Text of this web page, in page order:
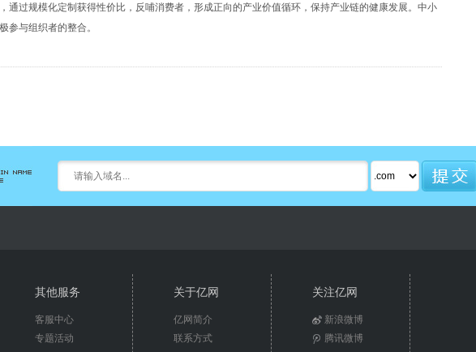
通过规模化定制获得性价比，反哺消费者，形成正向的产业价值循环，保持产业链的健康发展。中小
参与组织者的整合。
其他服务
客服中心
专题活动
关于亿网
亿网简介
联系方式
关注亿网
新浪微博
腾讯微博